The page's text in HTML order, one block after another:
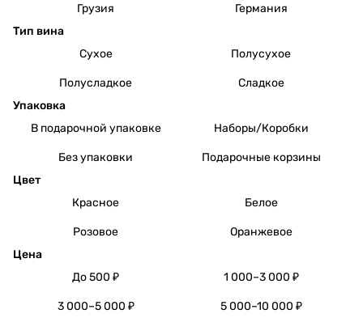
Грузия
Германия
Тип вина
Сухое
Полусухое
Полусладкое
Сладкое
Упаковка
В подарочной упаковке
Наборы/Коробки
Без упаковки
Подарочные корзины
Цвет
Красное
Белое
Розовое
Оранжевое
Цена
До 500 ₽
1 000–3 000 ₽
3 000–5 000 ₽ 5 000–10 000 ₽